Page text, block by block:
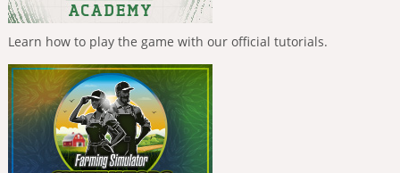
Learn how to play the game with our official tutorials.